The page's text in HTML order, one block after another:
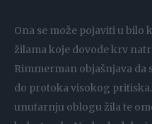
Ona se može pojaviti u bilo
žilama koje dovode krv
Rimmerman objašnjava da
do protoka visokog
unutarnju oblogu žila te